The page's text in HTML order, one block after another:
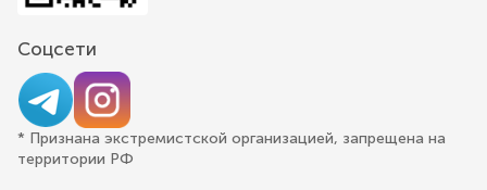
Соцсети
* Признана экстремистской организацией, запрещена на
территории РФ